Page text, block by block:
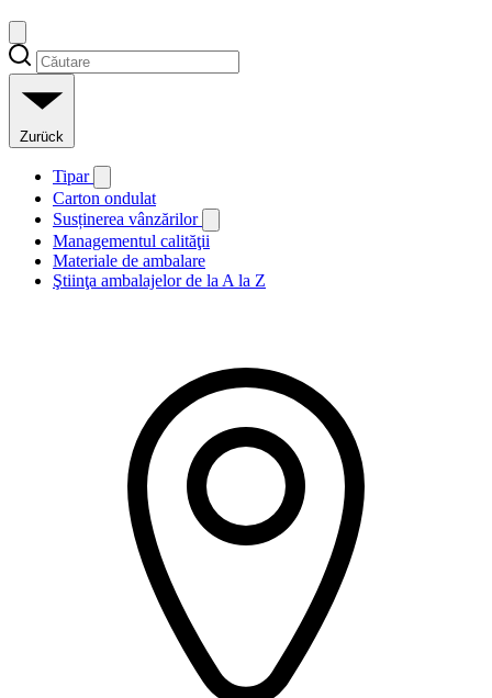
Zurück
Tipar
Carton ondulat
Susținerea vânzărilor
Managementul calităţii
Materiale de ambalare
Ştiinţa ambalajelor de la A la Z